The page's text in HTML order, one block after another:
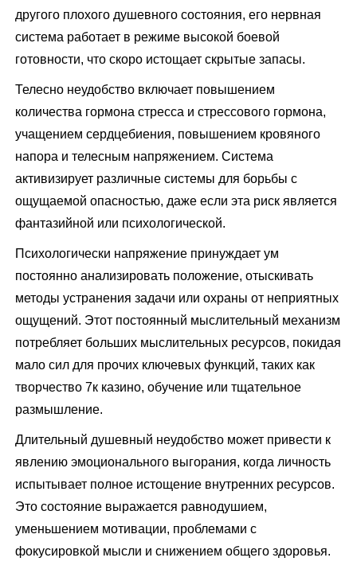
другого плохого душевного состояния, его нервная
система работает в режиме высокой боевой
готовности, что скоро истощает скрытые запасы.
Телесно неудобство включает повышением
количества гормона стресса и стрессового гормона,
учащением сердцебиения, повышением кровяного
напора и телесным напряжением. Система
активизирует различные системы для борьбы с
ощущаемой опасностью, даже если эта риск является
фантазийной или психологической.
Психологически напряжение принуждает ум
постоянно анализировать положение, отыскивать
методы устранения задачи или охраны от неприятных
ощущений. Этот постоянный мыслительный механизм
потребляет больших мыслительных ресурсов, покидая
мало сил для прочих ключевых функций, таких как
творчество 7к казино, обучение или тщательное
размышление.
Длительный душевный неудобство может привести к
явлению эмоционального выгорания, когда личность
испытывает полное истощение внутренних ресурсов.
Это состояние выражается равнодушием,
уменьшением мотивации, проблемами с
фокусировкой мысли и снижением общего здоровья.